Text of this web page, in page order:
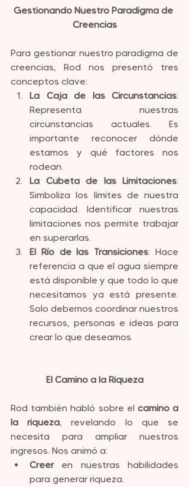
Gestionando Nuestro Paradigma de
Creencias
Para gestionar nuestro paradigma de
creencias, Rod nos presentó tres
conceptos clave:
La Caja de las Circunstancias:
Representa nuestras
circunstancias actuales. Es
importante reconocer dónde
estamos y qué factores nos
rodean.
La Cubeta de las Limitaciones:
Simboliza los límites de nuestra
capacidad. Identificar nuestras
limitaciones nos permite trabajar
en superarlas.
El Río de las Transiciones: Hace
referencia a que el agua siempre
está disponible y que todo lo que
necesitamos ya está presente.
Solo debemos coordinar nuestros
recursos, personas e ideas para
crear lo que deseamos.
El Camino a la Riqueza
Rod también habló sobre el camino a
la riqueza, revelando lo que se
necesita para ampliar nuestros
ingresos. Nos animó a:
Creer en nuestras habilidades
para generar riqueza.